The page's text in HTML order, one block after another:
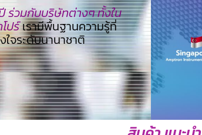
ร่วมกับบริษัทต่างๆ ทั้งใน
โปร์เรามีพื้นฐานความรู้ที่
จระดับนานาชาติ